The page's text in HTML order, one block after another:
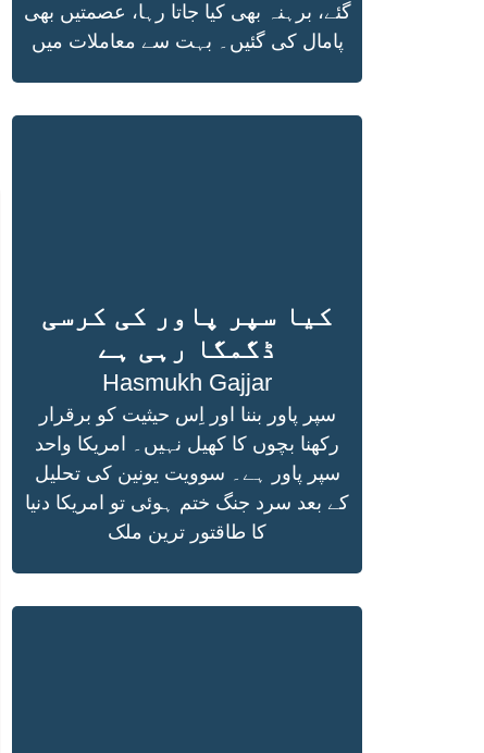
گئے، برہنہ بھی کیا جاتا رہا، عصمتیں بھی
پامال کی گئیں۔ بہت سے معاملات میں
کیا سپر پاور کی کرسی
ڈگمگا رہی ہے
Hasmukh Gajjar
سپر پاور بننا اور اِس حیثیت کو برقرار
رکھنا بچوں کا کھیل نہیں۔ امریکا واحد
سپر پاور ہے۔ سوویت یونین کی تحلیل
کے بعد سرد جنگ ختم ہوئی تو امریکا دنیا
کا طاقتور ترین ملک